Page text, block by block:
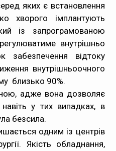
яких є встановлення
хворого імплантують
із запрограмованою
внутрішньо
забезпечення відтоку
внутрішньоочного
близько 90%.
адже вона дозволяє
у тих випадках, в
безсила.
одним із центрів
Якість обладнання,